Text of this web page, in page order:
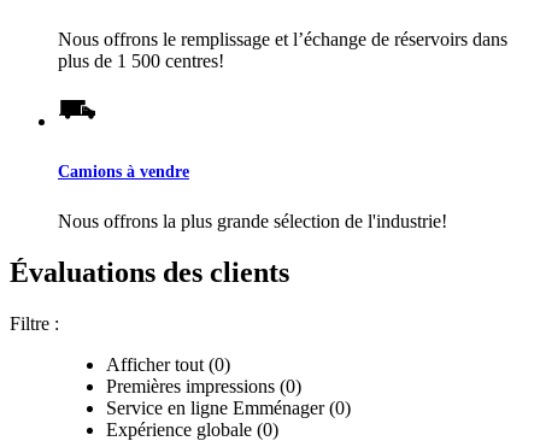
Nous offrons le remplissage et l’échange de réservoirs dans
plus de 1 500 centres!
Camions à vendre
Nous offrons la plus grande sélection de l'industrie!
Évaluations des clients
Filtre :
Afficher tout (0)
Premières impressions (0)
Service en ligne Emménager (0)
Expérience globale (0)